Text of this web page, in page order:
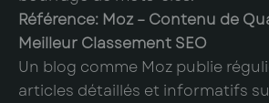
Référence: Moz – Contenu de
Meilleur Classement SEO
Un blog comme Moz publie
articles détaillés et informatifs